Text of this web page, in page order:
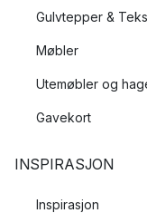
Gulvtepper &
Møbler
Utemøbler og
Gavekort
INSPIRASJON
Inspirasjon